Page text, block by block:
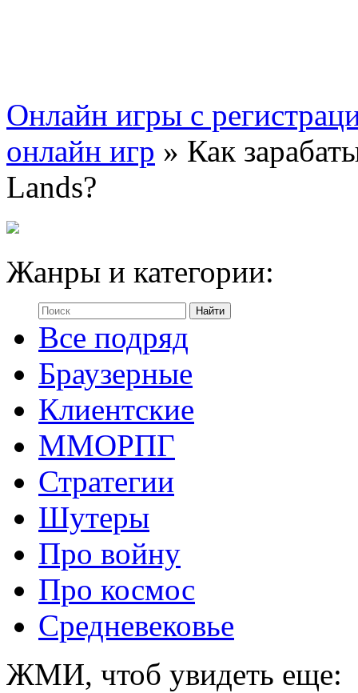
Онлайн игры с
онлайн игр » Как
Lands?
Жанры и категории:
Все подряд
Браузерные
Клиентские
ММОРПГ
Стратегии
Шутеры
Про войну
Про космос
Средневековье
ЖМИ, чтоб увидеть еще: